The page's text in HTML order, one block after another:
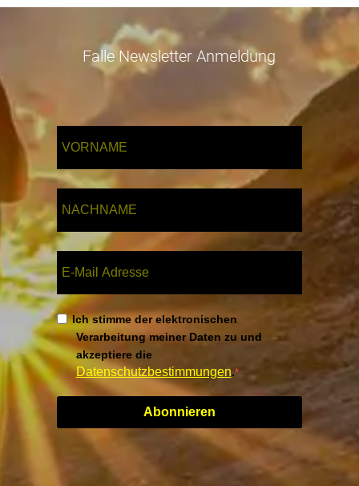
Falle Newsletter Anmeldung
Ich stimme der elektronischen
Verarbeitung meiner Daten zu und
akzeptiere die
Datenschutzbestimmungen.
Abonnieren